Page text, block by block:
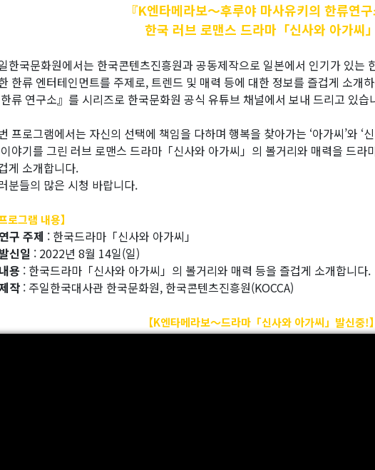
『K엔타메라보～후루야 마사유키의 한류연구
한국 러브 로맨스 드라마「신사와 아가씨」
한국문화원에서는 한국콘텐츠진흥원과 공동제작으로 일본에서 인기가 있는
한류 엔터테인먼트를 주제로, 트렌드 및 매력 등에 대한 정보를 즐겁게 소개
류 연구소』를 시리즈로 한국문화원 공식 유튜브 채널에서 보내 드리고 있습
프로그램에서는 자신의 선택에 책임을 다하며 행복을 찾아가는 ‘아가씨’와 ‘
야기를 그린 러브 로맨스 드라마「신사와 아가씨」의 볼거리와 매력을 드라
게 소개합니다.
분들의 많은 시청 바랍니다.
로그램 내용】
구 주제 : 한국드라마「신사와 아가씨」
신일 : 2022년 8월 14일(일)
용 : 한국드라마「신사와 아가씨」의 볼거리와 매력 등을 즐겁게 소개합니다.
작 : 주일한국대사관 한국문화원, 한국콘텐츠진흥원(KOCCA)
【K엔타메라보～드라마「신사와 아가씨」발신중!】